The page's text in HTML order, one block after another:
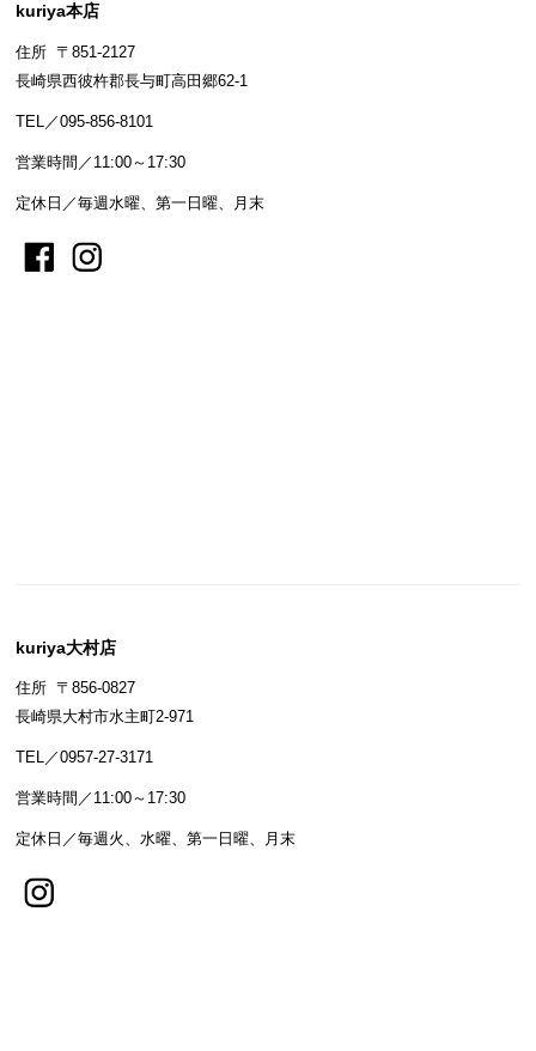
kuriya本店
住所 〒851-2127
長崎県西彼杵郡長与町高田郷62-1
TEL／095-856-8101
営業時間／11:00～17:30
定休日／毎週水曜、第一日曜、月末
kuriya大村店
住所 〒856-0827
長崎県大村市水主町2-971
TEL／0957-27-3171
営業時間／11:00～17:30
定休日／毎週火、水曜、第一日曜、月末